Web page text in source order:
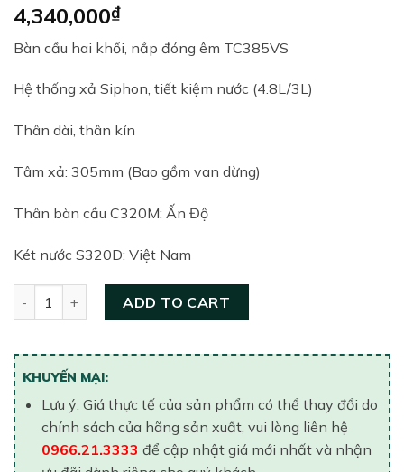
4,340,000₫
Bàn cầu hai khối, nắp đóng êm TC385VS
Hệ thống xả Siphon, tiết kiệm nước (4.8L/3L)
Thân dài, thân kín
Tâm xả: 305mm (Bao gồm van dừng)
Thân bàn cầu C320M: Ấn Độ
Két nước S320D: Việt Nam
ADD TO CART
KHUYẾN MẠI:
Lưu ý: Giá thực tế của sản phẩm có thể thay đổi do
chính sách của hãng sản xuất, vui lòng liên hệ
0966.21.3333 để cập nhật giá mới nhất và nhận